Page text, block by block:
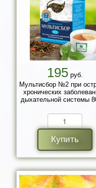
195руб.
Мультисбор №2 при
хронических
дыхательной системы
Купить